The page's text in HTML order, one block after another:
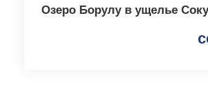
Озеро Борулу в ущелье